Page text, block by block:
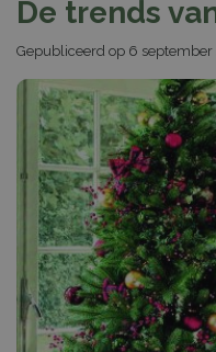
De trends
Gepubliceerd op 6 september